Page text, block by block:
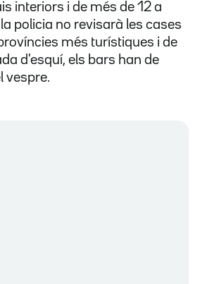
interiors i de més de 12 a
policia no revisarà les cases
més turístiques i de
d'esquí, els bars han de
vespre.